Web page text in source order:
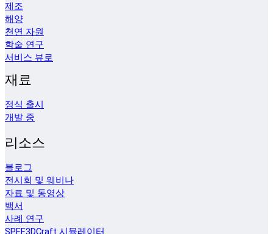
제조
해양
천연 자원
학술 연구
서비스 뷰로
재료
정식 출시
개발 중
리소스
블로그
전시회 및 웨비나
자료 및 동영상
백서
사례 연구
SPEE3DCraft 시뮬레이터